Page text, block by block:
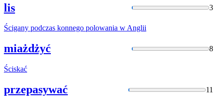
lis 3
Ścigany podczas konnego polowania w Anglii
miażdżyć 8
Ściskać
przepasywać 11